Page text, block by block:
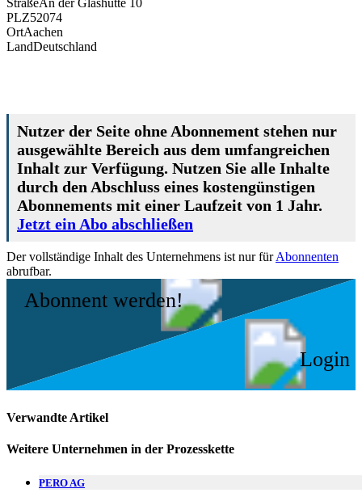
PLZ52074
OrtAachen
LandDeutschland
Nutzer der Seite ohne Abonnement stehen nur
ausgewählte Bereich aus dem umfangreichen
Inhalt zur Verfügung. Nutzen Sie alle Inhalte
durch den Abschluss eines kostengünstigen
Abonnements mit einer Laufzeit von 1 Jahr.
Jetzt ein Abo abschließen
Der vollständige Inhalt des Unternehmens ist nur fürAbonnenten
abrufbar.
Abonnent werden!
Login
Verwandte Artikel
Weitere Unternehmen in der Prozesskette
PERO AG